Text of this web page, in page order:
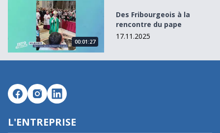
Des Fribourgeois à la rencontre du pape
00:01:27
Des Fribourgeois à la
rencontre du pape
17.11.2025
L'ENTREPRISE